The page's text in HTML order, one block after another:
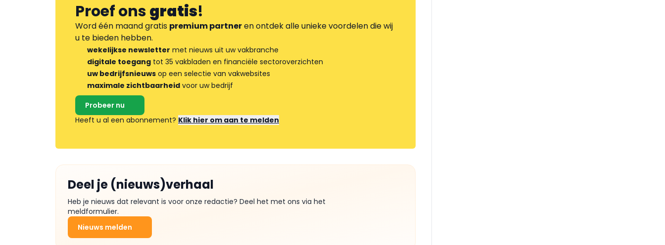
Proef onsgratis!
Word één maand gratis premium partneren ontdek alle unieke voordelen die wij
u te bieden hebben.
wekelijkse newsletter met nieuws uit uw vakbranche
digitale toegang tot 35 vakbladen en financiële sectoroverzichten
uw bedrijfsnieuws op een selectie van vakwebsites
maximale zichtbaarheid voor uw bedrijf
Probeer nu
Heeft u al een abonnement? Klik hier om aan te melden
Deel je (nieuws)verhaal
Heb je nieuws dat relevant is voor onze redactie? Deel het met ons via het
meldformulier.
Nieuws melden